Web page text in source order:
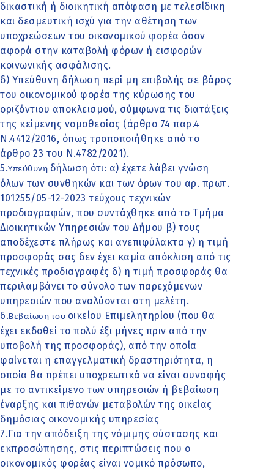
δικαστική ή διοικητική απόφαση με τελεσίδικη
και δεσμευτική ισχύ για την αθέτηση των
υποχρεώσεων του οικονομικού φορέα όσον
αφορά στην καταβολή φόρων ή εισφορών
κοινωνικής ασφάλισης.
δ) Υπεύθυνη δήλωση περί μη επιβολής σε βάρος
του οικονομικού φορέα της κύρωσης του
οριζόντιου αποκλεισμού, σύμφωνα τις διατάξεις
της κείμενης νομοθεσίας (άρθρο 74 παρ.4
Ν.4412/2016, όπως τροποποιήθηκε από το
άρθρο 23 του Ν.4782/2021).
5.Υπεύθυνη δήλωση ότι: α) έχετε λάβει γνώση
όλων των συνθηκών και των όρων του αρ. πρωτ.
101255/05-12-2023 τεύχους τεχνικών
προδιαγραφών, που συντάχθηκε από το Τμήμα
Διοικητικών Υπηρεσιών του Δήμου β) τους
αποδέχεστε πλήρως και ανεπιφύλακτα γ) η τιμή
προσφοράς σας δεν έχει καμία απόκλιση από τις
τεχνικές προδιαγραφές δ) η τιμή προσφοράς θα
περιλαμβάνει το σύνολο των παρεχόμενων
υπηρεσιών που αναλύονται στη μελέτη.
6.Βεβαίωση του οικείου Επιμελητηρίου (που θα
έχει εκδοθεί το πολύ έξι μήνες πριν από την
υποβολή της προσφοράς), από την οποία
φαίνεται η επαγγελματική δραστηριότητα, η
οποία θα πρέπει υποχρεωτικά να είναι συναφής
με το αντικείμενο των υπηρεσιών ή βεβαίωση
έναρξης και πιθανών μεταβολών της οικείας
δημόσιας οικονομικής υπηρεσίας
7.Για την απόδειξη της νόμιμης σύστασης και
εκπροσώπησης, στις περιπτώσεις που ο
οικονομικός φορέας είναι νομικό πρόσωπο,